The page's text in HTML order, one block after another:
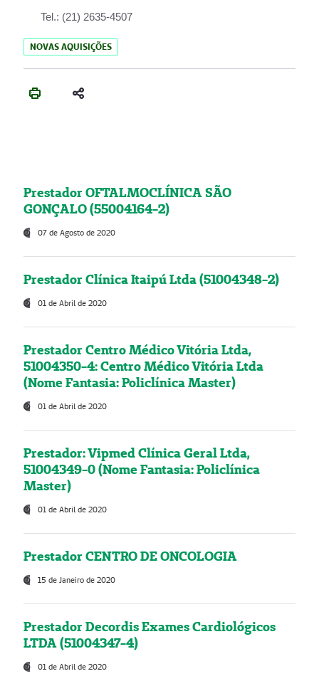
Tel.: (21) 2635-4507
NOVAS AQUISIÇÕES
Prestador OFTALMOCLÍNICA SÃO
GONÇALO (55004164-2)
07 de Agosto de 2020
Prestador Clínica Itaipú Ltda (51004348-2)
01 de Abril de 2020
Prestador Centro Médico Vitória Ltda,
51004350-4: Centro Médico Vitória Ltda
(Nome Fantasia: Policlínica Master)
01 de Abril de 2020
Prestador: Vipmed Clínica Geral Ltda,
51004349-0 (Nome Fantasia: Policlínica
Master)
01 de Abril de 2020
Prestador CENTRO DE ONCOLOGIA
15 de Janeiro de 2020
Prestador Decordis Exames Cardiológicos
LTDA (51004347-4)
01 de Abril de 2020